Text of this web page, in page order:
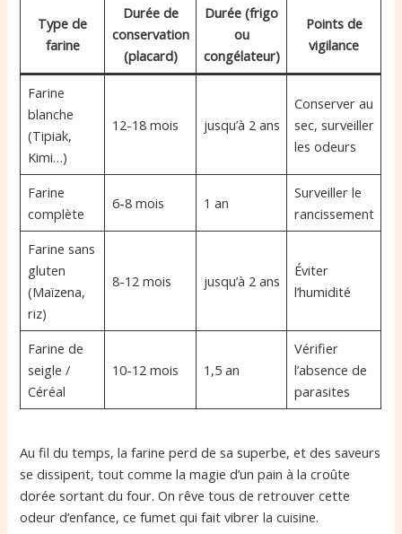
Type de
farine
Durée de
conservation
(placard)
Durée (frigo
ou
congélateur)
Points de
vigilance
Farine
blanche
(Tipiak,
Kimi…)
12-18 mois jusqu’à 2 ans
Conserver au
sec, surveiller
les odeurs
Farine
complète
6-8 mois 1 an
Surveiller le
rancissement
Farine sans
gluten
(Maïzena,
riz)
8-12 mois jusqu’à 2 ans
Éviter
l’humidité
Farine de
seigle /
Céréal
10-12 mois 1,5 an
Vérifier
l’absence de
parasites
Au fil du temps, la farine perd de sa superbe, et des saveurs
se dissipent, tout comme la magie d’un pain à la croûte
dorée sortant du four. On rêve tous de retrouver cette
odeur d’enfance, ce fumet qui fait vibrer la cuisine.